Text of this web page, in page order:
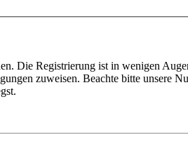
Die Registrierung ist in wenigen
zuweisen. Beachte bitte unsere